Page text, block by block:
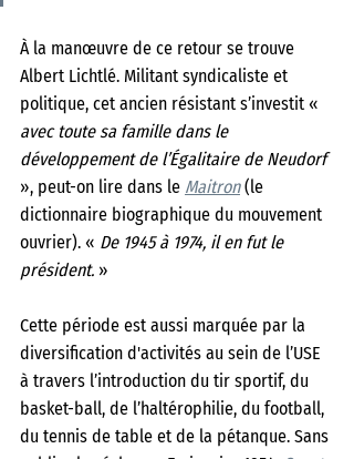
À la manœuvre de ce retour se trouve
Albert Lichtlé. Militant syndicaliste et
politique, cet ancien résistant s’investit «
avec toute sa famille dans le
développement de l’Égalitaire de Neudorf
», peut-on lire dans le Maitron (le
dictionnaire biographique du mouvement
ouvrier). « De 1945 à 1974, il en fut le
président. »
Cette période est aussi marquée par la
diversification d'activités au sein de l’USE
à travers l’introduction du tir sportif, du
basket-ball, de l’haltérophilie, du football,
du tennis de table et de la pétanque. Sans